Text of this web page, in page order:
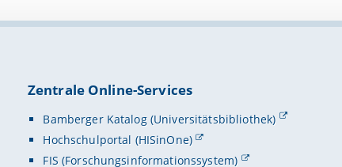
Zentrale Online-Services
Bamberger Katalog (Universitätsbibliothek)
Hochschulportal (HISinOne)
FIS (Forschungsinformationssystem)